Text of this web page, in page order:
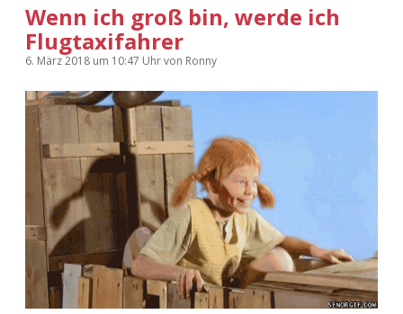
Kopfkinomusik
Täglicher Sinnwahn
Visuelles
Wandnotizen
Menü
öffnen
Adventskalender 2010
Adventskalender 2012
Adventskalender 2013
Adventskalender 2014
Adventskalender 2015
Adventskalender 2016
facebookinstagram
Wenn ich groß bin, werde ich
Flugtaxifahrer
6. März 2018 um 10:47 Uhrvon Ronny